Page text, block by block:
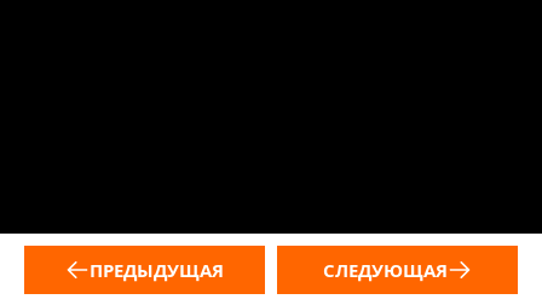
ПРЕДЫДУЩАЯ СЛЕДУЮЩАЯ